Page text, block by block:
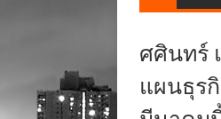
ศศินทร์
แผนธุรกิ